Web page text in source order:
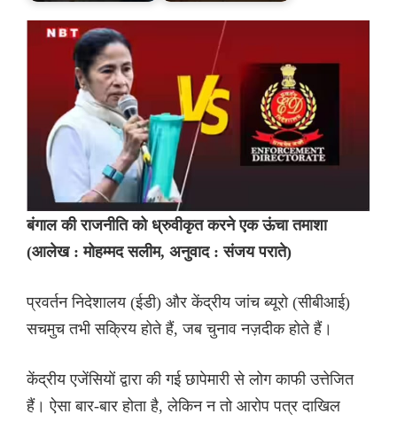
बंगाल की राजनीति को ध्रुवीकृत करने एक ऊंचा तमाशा
(आलेख : मोहम्मद सलीम, अनुवाद : संजय पराते)
प्रवर्तन निदेशालय (ईडी) और केंद्रीय जांच ब्यूरो (सीबीआई)
सचमुच तभी सक्रिय होते हैं, जब चुनाव नज़दीक होते हैं।
केंद्रीय एजेंसियों द्वारा की गई छापेमारी से लोग काफी उत्तेजित
हैं। ऐसा बार-बार होता है, लेकिन न तो आरोप पत्र दाखिल